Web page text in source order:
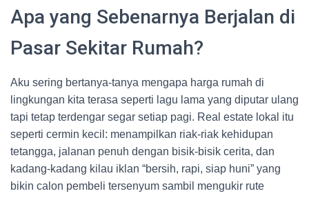
Apa yang Sebenarnya Berjalan di
Pasar Sekitar Rumah?
Aku sering bertanya-tanya mengapa harga rumah di
lingkungan kita terasa seperti lagu lama yang diputar ulang
tapi tetap terdengar segar setiap pagi. Real estate lokal itu
seperti cermin kecil: menampilkan riak-riak kehidupan
tetangga, jalanan penuh dengan bisik-bisik cerita, dan
kadang-kadang kilau iklan “bersih, rapi, siap huni” yang
bikin calon pembeli tersenyum sambil mengukir rute